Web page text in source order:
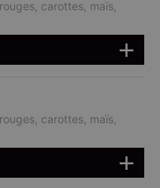
carottes, maïs,
carottes, maïs,